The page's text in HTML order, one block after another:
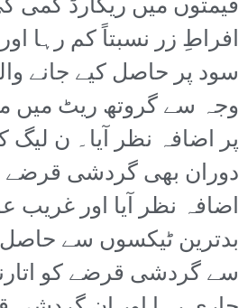
قیمتوں میں ریکارڈ
افراطِ زر نسبتاً کم رہا
سود پر حاصل کیے جانے
وجہ سے گروتھ ریٹ میں
پر اضافہ نظر آیا۔ ن
دوران بھی گردشی قرضے
اضافہ نظر آیا اور غریب
بدترین ٹیکسوں سے
سے گردشی قرضے کو